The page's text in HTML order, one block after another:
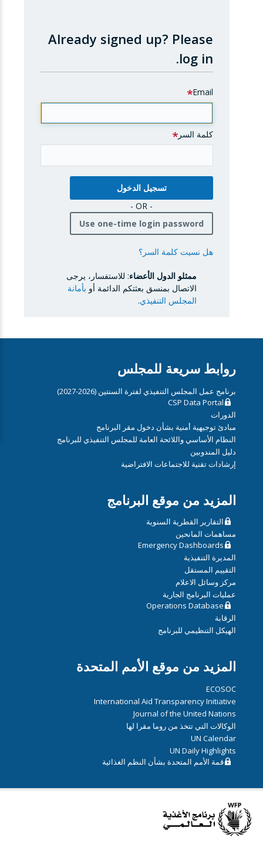
Already signed up? Please
log in.
Email
كلمة السر
- OR -
Use one-time login password
هل نسيت كلمة السر؟
ممثلو الدول الأعضاء: للاستفسار، يرجى
الاتصال بمنسق بعثتكم الدائمة أو بأمانة
المجلس التنفيذي.
روابط سريعة للمجلس
برنامج عمل المجلس التنفيذي لفترة السنتين (2026-2027)
CSP Data Portal
الدورات
مبادئ توجيهية أمنية بشأن دخول مقر البرنامج
النظام الأساسي واللائحة العامة للمجلس التنفيذي للبرنامج
دليل المندوبين
إرشادات تقنية للاجتماعات الافتراضية
المزيد من موقع البرنامج
التقارير القطرية السنوية
مساهمات المانحين
Emergency Dashboards
المديرة التنفيذية
التقييم المستقل
مركز وسائل الاعلام
عمليات البرنامج الجارية
Operations Database
الرقابة
الهيكل التنظيمي للبرنامج
المزيد من موقع الأمم المتحدة
ECOSOC
International Aid Transparency Initiative
Journal of the United Nations
الوكالات التي تتخذ من روما مقرا لها
UN Calendar
UN Daily Highlights
قمة الأمم المتحدة بشأن النظم الغذائية